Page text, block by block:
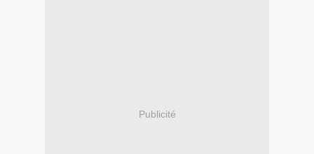
Publicité